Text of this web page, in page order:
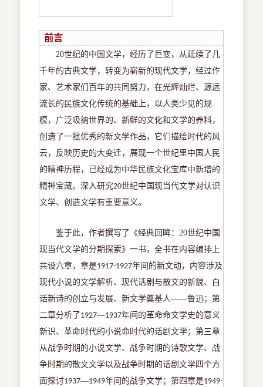
前言
20世纪的中国文学，经历了巨变，从延续了几
千年的古典文学，转变为崭新的现代文学，经过作
家、艺术家们百年的共同努力，在光辉灿烂、源远
流长的民族文化传统的基础上，以人类少见的规
模，广泛吸纳世界的、新鲜的文化和文学的养料，
创造了一批优秀的新文学作品，它们描绘时代的风
云，反映历史的大变迁，展现一个世纪里中国人民
的精神历程，已经成为中华民族文化宝库中新增的
精神宝藏。深入研究20世纪中国现当代文学对认识
文学、创造文学有重要意义。
鉴于此，作者撰写了《经典回眸：20世纪中国
现当代文学的分期探索》一书，全书在内容编排上
共设六章，章是1917-1927年间的新文动，内容涉及
现代小说的文学解析、现代话剧与散文的新貌、白
话新诗的创立与发展、新文学奠基人——鲁迅；第
二章分析了1927—1937年间的革命命文学史的意义
新识、革命时代的小说命时代的话剧文学；第三章
从战争时期的小说文学、战争时期的诗歌文学、战
争时期的散文文学以及战争时期的话剧文学四个方
面探讨1937—1949年间的战争文学；第四章是1949-